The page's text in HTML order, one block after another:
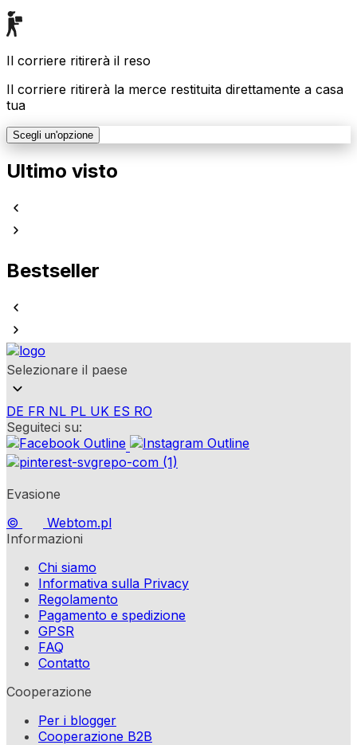
Il corriere ritirerà il reso
Il corriere ritirerà la merce restituita direttamente a casa
tua
Scegli un'opzione
Ultimo visto
Bestseller
Selezionare il paese
DE FR NL PL UK ES RO
Seguiteci su:
Evasione
©
Webtom.pl
Informazioni
Chi siamo
Informativa sulla Privacy
Regolamento
Pagamento e spedizione
GPSR
FAQ
Contatto
Cooperazione
Per i blogger
Cooperazione B2B